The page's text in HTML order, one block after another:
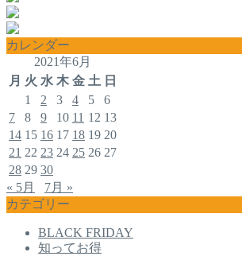
カレンダー
2021年6月
月 火 水 木 金 土 日
1
2 3 4 5
6
7
8 9 10 11 12 13
14 15 16 17 18 19 20
21 22 23 24 25 26 27
28 29 30
« 5月
7月 »
カテゴリー
BLACK FRIDAY
知ってお得